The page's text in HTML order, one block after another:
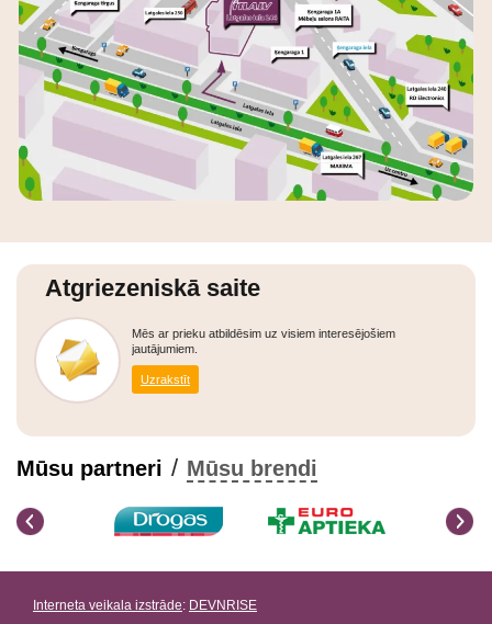
Mūsu partneri / Mūsu brendi
Atgriezeniskā saite
Mēs ar prieku atbildēsim uz visiem interesējošiem
jautājumiem.
Uzrakstīt
Interneta veikala izstrāde: DEVNRISE